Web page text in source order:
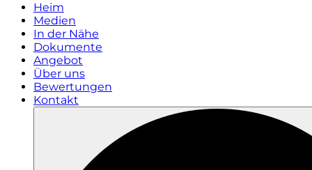
Heim
Medien
In der Nähe
Dokumente
Angebot
Über uns
Bewertungen
Kontakt